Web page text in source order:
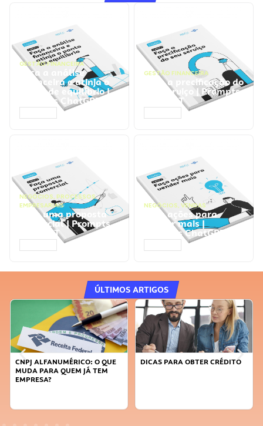
GESTÃO FINANCEIRA
Faça a análise
financeira e atinja o
ponto de equilíbrio |
Prompts ChatGPT
GESTÃO FINANCEIRA
Faça a precificação do
seu serviço | Prompts
ChatGPT
NEGÓCIOS, PROCESSOS
EMPRESARIAIS
Faça uma proposta
comercial | Prompts
ChatGPT
NEGÓCIOS, VENDAS
Faça ações para
vender mais |
Prompts ChatGPT
ÚLTIMOS ARTIGOS
CNPJ ALFANUMÉRICO: O QUE
MUDA PARA QUEM JÁ TEM
EMPRESA?
DICAS PARA OBTER CRÉDITO